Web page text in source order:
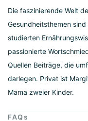
Die faszinierende Welt
Gesundheitsthemen
studierten
passionierte
Quellen Beiträge, die
darlegen. Privat ist
Mama zweier Kinder.
FAQs